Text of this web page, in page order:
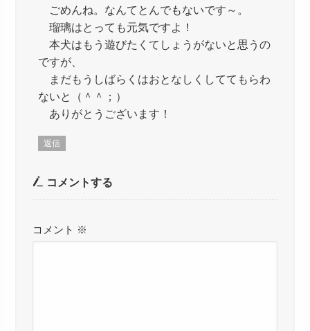
ごめんね。なんてとんでもないです～。
瑠璃はとっても元気ですよ！
本犬はもう遊びたくてしょうがないと思うの
ですが、
まだもうしばらくはおとなしくしててもらわ
ないと（＾＾；）
ありがとうございます！
返信
コメントする
コメント ※